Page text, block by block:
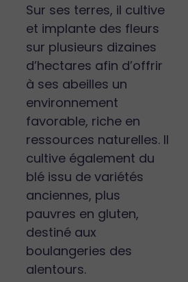
Sur ses terres, il cultive
et implante des fleurs
sur plusieurs dizaines
d’hectares afin d’offrir
à ses abeilles un
environnement
favorable, riche en
ressources naturelles. Il
cultive également du
blé issu de variétés
anciennes, plus
pauvres en gluten,
destiné aux
boulangeries des
alentours.